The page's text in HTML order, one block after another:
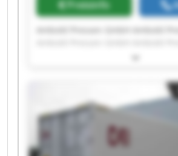
Preisinfo
Ambold Pressen GmbH Ambold
Ambold Pressen GmbH Ambold
Ambold Pressen GmbH Ambold
Ambold Pressen GmbH Ambold
Ambold Pressen GmbH Ambold
Ambold Pressen GmbH Ambold
Ambold Pressen GmbH Ambold